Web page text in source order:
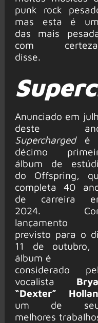
punk rock
mas esta é
das mais
com
disse.
Anunciado em
deste
Superchargedé
décimo
álbum de
do Offspring,
completa 40
de carreira
2024.
lançamento
previsto para o
11 de outubro,
álbum é
considerado
vocalista
“Dexter”
um de
melhores